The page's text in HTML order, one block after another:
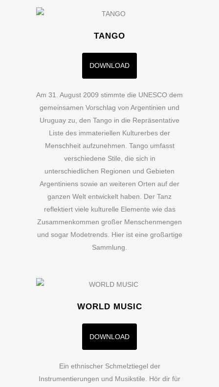
TANGO
DOWNLOAD
Am 31. August 2009 stimmte die UNESCO dem
gemeinsamen Vorschlag von Argentinien und
Uruguay zu, den Tango in die Repräsentative
Liste des immateriellen Kulturerbes der
Menschheit aufzunehmen. Tango umfasst
verschiedene Stile, die sich in
unterschiedlichen Regionen und Gebieten
Argentiniens sowie an weiteren Orten auf der
ganzen Welt entwickelt haben. Der Tanz
reflektiert viele kulturelle Elemente wie das
Zusammenkommen großer Menschenmengen
und sogar Modetrends. Hier ist eine großartige
Sammlung.
WORLD MUSIC
DOWNLOAD
Ein ethnischer Schmelztiegel der
Instrumentierungen und Musikstile. Hör dir für